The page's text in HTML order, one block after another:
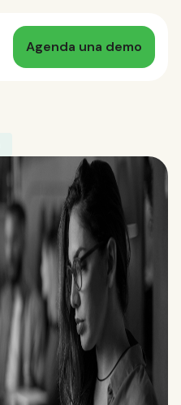
Agenda una demo